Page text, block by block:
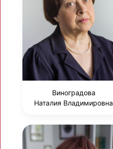
Виноградова
Наталия Владимировна